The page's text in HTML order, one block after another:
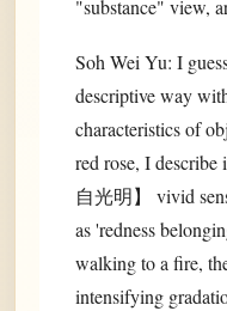
"substance" view,
Soh Wei Yu: I
descriptive way
characteristics of
red rose, I
自光明】 vivid
as 'redness
walking to a fire,
intensifying